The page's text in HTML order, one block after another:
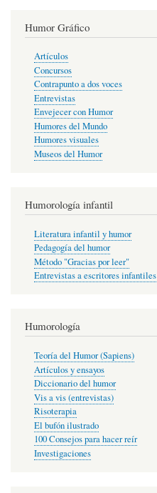
Humor Gráfico
Artículos
Concursos
Contrapunto a dos voces
Entrevistas
Envejecer con Humor
Humores del Mundo
Humores visuales
Museos del Humor
Humorología infantil
Literatura infantil y humor
Pedagogía del humor
Método "Gracias por leer"
Entrevistas a escritores infantiles
Humorología
Teoría del Humor (Sapiens)
Artículos y ensayos
Diccionario del humor
Vis a vis (entrevistas)
Risoterapia
El bufón ilustrado
100 Consejos para hacer reír
Investigaciones